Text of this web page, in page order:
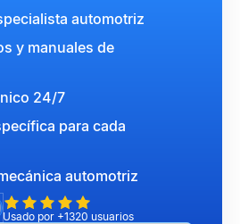
automotriz
y manuales de
24/7
para cada
automotriz
Usado por +1320 usuarios